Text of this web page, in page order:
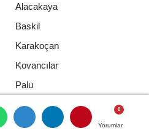
Yorumlar
Yorumlar
Alacakaya
Baskil
Karakoçan
Kovancılar
Palu
Yorumlar